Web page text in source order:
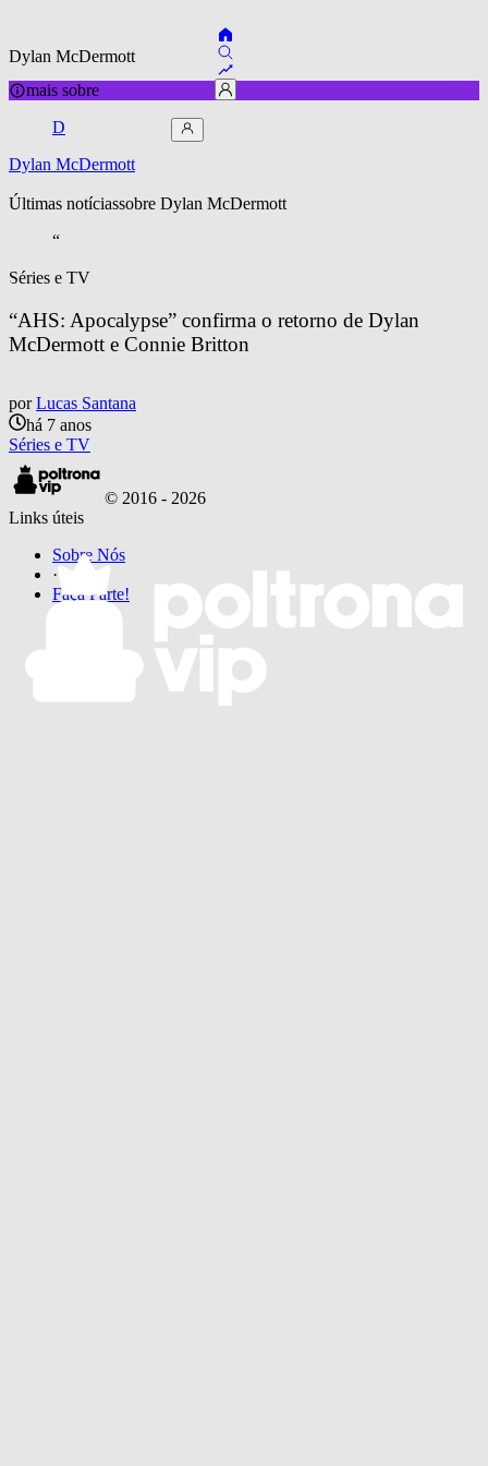
Dylan McDermott
mais sobre
D
Dylan McDermott
Últimas notíciassobre Dylan McDermott
“
Séries e TV
“AHS: Apocalypse” confirma o retorno de Dylan
McDermott e Connie Britton
por Lucas Santana
há 7 anos
Séries e TV
© 2016 - 2026
Links úteis
Sobre Nós
·
Faça Parte!